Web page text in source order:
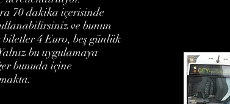
70 dakika içerisinde
ve bunun
4 Euro, beş günlük
bu uygulamaya
bunuda içine